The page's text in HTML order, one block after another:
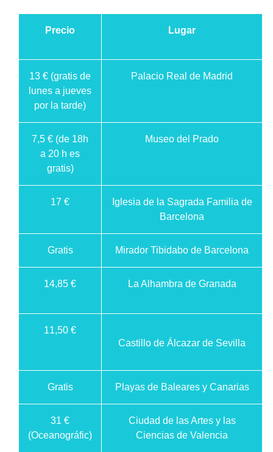
Precio Lugar
13 € (gratis de
lunes a jueves
por la tarde)
Palacio Real de Madrid
7,5 € (de 18h
a 20 h es
gratis)
Museo del Prado
17 €
Iglesia de la Sagrada Familia de
Barcelona
Gratis Mirador Tibidabo de Barcelona
14,85 € La Alhambra de Granada
11,50 €
Castillo de Álcazar de Sevilla
Gratis Playas de Baleares y Canarias
31 €
(Oceanográfic)
Ciudad de las Artes y las
Ciencias de Valencia